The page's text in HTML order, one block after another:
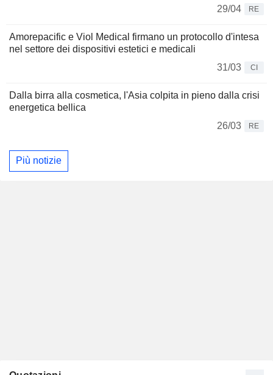
29/04
RE
Amorepacific e Viol Medical firmano un protocollo d'intesa
nel settore dei dispositivi estetici e medicali
31/03
CI
Dalla birra alla cosmetica, l'Asia colpita in pieno dalla crisi
energetica bellica
26/03
RE
Più notizie